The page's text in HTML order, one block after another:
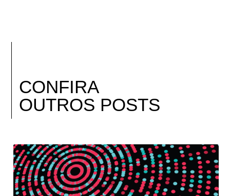
CONFIRA
OUTROS POSTS